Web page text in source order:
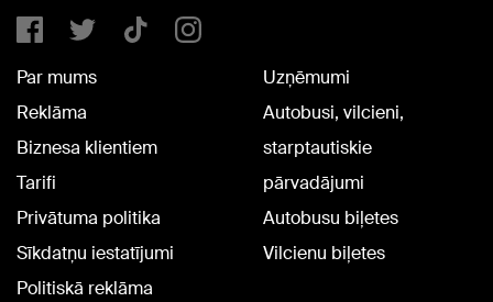
Par mums
Reklāma
Biznesa klientiem
Tarifi
Privātuma politika
Sīkdatņu iestatījumi
Politiskā reklāma
Uzņēmumi
Autobusi, vilcieni,
starptautiskie
pārvadājumi
Autobusu biļetes
Vilcienu biļetes